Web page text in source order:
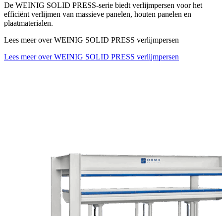
De WEINIG SOLID PRESS-serie biedt verlijmpersen voor het
efficiënt verlijmen van massieve panelen, houten panelen en
plaatmaterialen.
Lees meer over WEINIG SOLID PRESS verlijmpersen
Lees meer over WEINIG SOLID PRESS verlijmpersen